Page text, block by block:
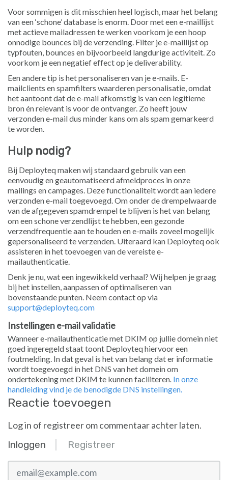
Voor sommigen is dit misschien heel logisch, maar het belang
van een ‘schone’ database is enorm. Door met een e-maillijst
met actieve mailadressen te werken voorkom je een hoop
onnodige bounces bij de verzending. Filter je e-maillijst op
typfouten, bounces en bijvoorbeeld langdurige activiteit. Zo
voorkom je een negatief effect op je deliverability.
Een andere tip is het personaliseren van je e-mails. E-
mailclients en spamfilters waarderen personalisatie, omdat
het aantoont dat de e-mail afkomstig is van een legitieme
bron én relevant is voor de ontvanger. Zo heeft jouw
verzonden e-mail dus minder kans om als spam gemarkeerd
te worden.
Hulp nodig?
Bij Deployteq maken wij standaard gebruik van een
eenvoudig en geautomatiseerd afmeldproces in onze
mailings en campages. Deze functionaliteit wordt aan iedere
verzonden e-mail toegevoegd. Om onder de drempelwaarde
van de afgegeven spamdrempel te blijven is het van belang
om een schone verzendlijst te hebben, een gezonde
verzendfrequentie aan te houden en e-mails zoveel mogelijk
gepersonaliseerd te verzenden. Uiteraard kan Deployteq ook
assisteren in het toevoegen van de vereiste e-
mailauthenticatie.
Denk je nu, wat een ingewikkeld verhaal? Wij helpen je graag
bij het instellen, aanpassen of optimaliseren van
bovenstaande punten. Neem contact op via
support@deployteq.com
Instellingen e-mail validatie
Wanneer e-mailauthenticatie met DKIM op jullie domein niet
goed ingeregeld staat toont Deployteq hiervoor een
foutmelding. In dat geval is het van belang dat er informatie
wordt toegevoegd in het DNS van het domein om
ondertekening met DKIM te kunnen faciliteren. In onze
handleiding vind je de benodigde DNS instellingen.
Reactie toevoegen
Log in of registreer om commentaar achter laten.
Inloggen Registreer
email@example.com